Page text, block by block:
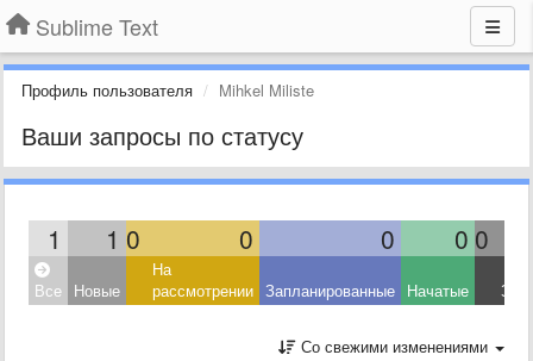
Sublime Text
Профиль пользователя Mihkel Miliste
Ваши запросы по статусу
1 1 0 0 0 0 0
Все Новые
На
рассмотрении Запланированные Начатые
Со свежими изменениями